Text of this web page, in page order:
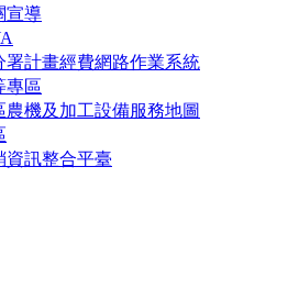
宣導
署計畫經費網路作業系統
專區
農機及加工設備服務地圖
資訊整合平臺